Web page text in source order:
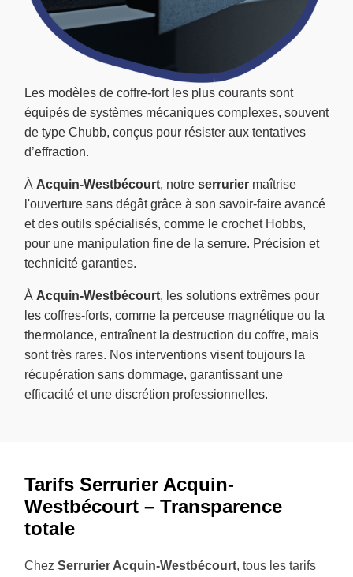
Les modèles de coffre-fort les plus courants sont
équipés de systèmes mécaniques complexes, souvent
de type Chubb, conçus pour résister aux tentatives
d’effraction.
À Acquin-Westbécourt, notre serrurier maîtrise
l'ouverture sans dégât grâce à son savoir-faire avancé
et des outils spécialisés, comme le crochet Hobbs,
pour une manipulation fine de la serrure. Précision et
technicité garanties.
À Acquin-Westbécourt, les solutions extrêmes pour
les coffres-forts, comme la perceuse magnétique ou la
thermolance, entraînent la destruction du coffre, mais
sont très rares. Nos interventions visent toujours la
récupération sans dommage, garantissant une
efficacité et une discrétion professionnelles.
Tarifs Serrurier Acquin-
Westbécourt – Transparence
totale
Chez Serrurier Acquin-Westbécourt, tous les tarifs